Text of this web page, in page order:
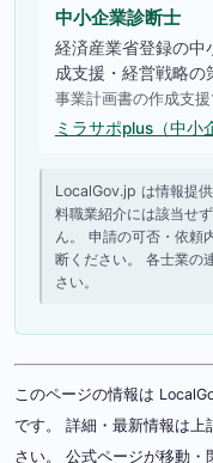
中小企業診断士
経済産業省登録の中
成支援・経営戦略の
事業計画書の作成支援
ミラサポplus（中小
LocalGov.jp は情報提
料職業紹介には該当せ
ん。 申請の可否・依頼
断ください。 各士業の
さい。
このページの情報は
です。 詳細・最新情報は上
さい。 公式ページが移動・